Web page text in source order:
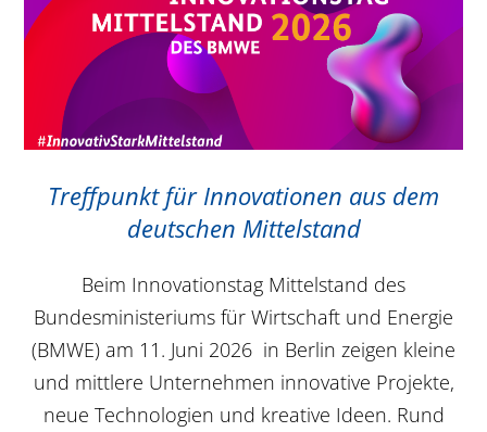
Treffpunkt für Innovationen aus dem
deutschen Mittelstand
Beim Innovationstag Mittelstand des
Bundesministeriums für Wirtschaft und Energie
(BMWE) am 11. Juni 2026 in Berlin zeigen kleine
und mittlere Unternehmen innovative Projekte,
neue Technologien und kreative Ideen. Rund